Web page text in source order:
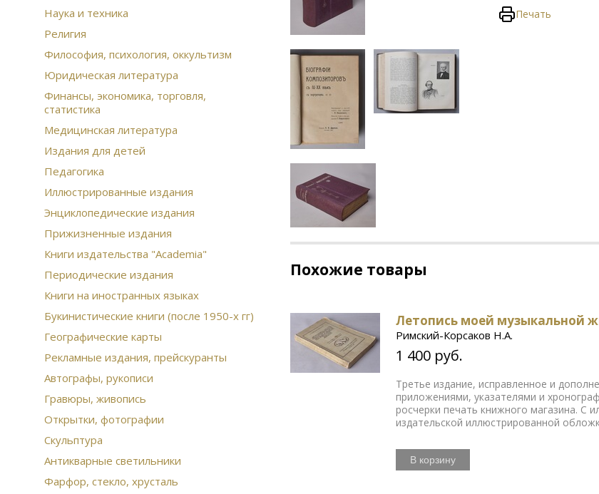
Наука и техника
Религия
Философия, психология, оккультизм
Юридическая литература
Финансы, экономика, торговля,
статистика
Медицинская литература
Издания для детей
Педагогика
Иллюстрированные издания
Энциклопедические издания
Прижизненные издания
Книги издательства "Academia"
Периодические издания
Книги на иностранных языках
Букинистические книги (после 1950-х гг)
Географические карты
Рекламные издания, прейскуранты
Автографы, рукописи
Гравюры, живопись
Открытки, фотографии
Скульптура
Антикварные светильники
Фарфор, стекло, хрусталь
Печать
Похожие товары
Летопись моей музыкальной
Римский-Корсаков Н.А.
1 400 руб.
Третье издание, исправленное и
приложениями, указателями и
росчерки печать книжного магазина. С
издательской иллюстрированной
В корзину